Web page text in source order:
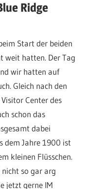
Ridge
Start der beiden
weit hatten. Der Tag
wir hatten auf
Gleich nach den
Center des
schon das
dabei
dem Jahre 1900 ist
kleinen Flüsschen.
so gar arg
jetzt gerne IM